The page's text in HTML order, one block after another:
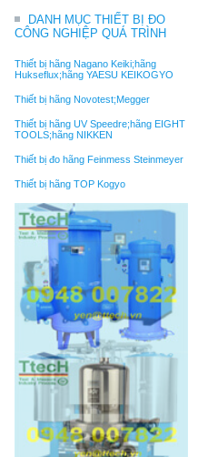
DANH MỤC THIẾT BỊ ĐO
CÔNG NGHIỆP QUÁ TRÌNH
Thiết bị hãng Nagano Keiki;hãng
Hukseflux;hãng YAESU KEIKOGYO
Thiết bị hãng Novotest;Megger
Thiết bị hãng UV Speedre;hãng EIGHT
TOOLS;hãng NIKKEN
Thiết bị đo hãng Feinmess Steinmeyer
Thiết bị hãng TOP Kogyo